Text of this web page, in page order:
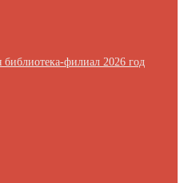
библиотека-филиал 2026 год